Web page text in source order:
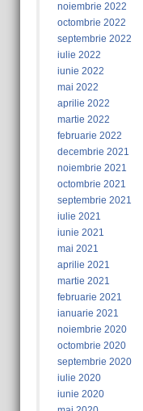
noiembrie 2022
octombrie 2022
septembrie 2022
iulie 2022
iunie 2022
mai 2022
aprilie 2022
martie 2022
februarie 2022
decembrie 2021
noiembrie 2021
octombrie 2021
septembrie 2021
iulie 2021
iunie 2021
mai 2021
aprilie 2021
martie 2021
februarie 2021
ianuarie 2021
noiembrie 2020
octombrie 2020
septembrie 2020
iulie 2020
iunie 2020